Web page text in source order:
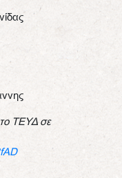
ΤΕΥΔ σε